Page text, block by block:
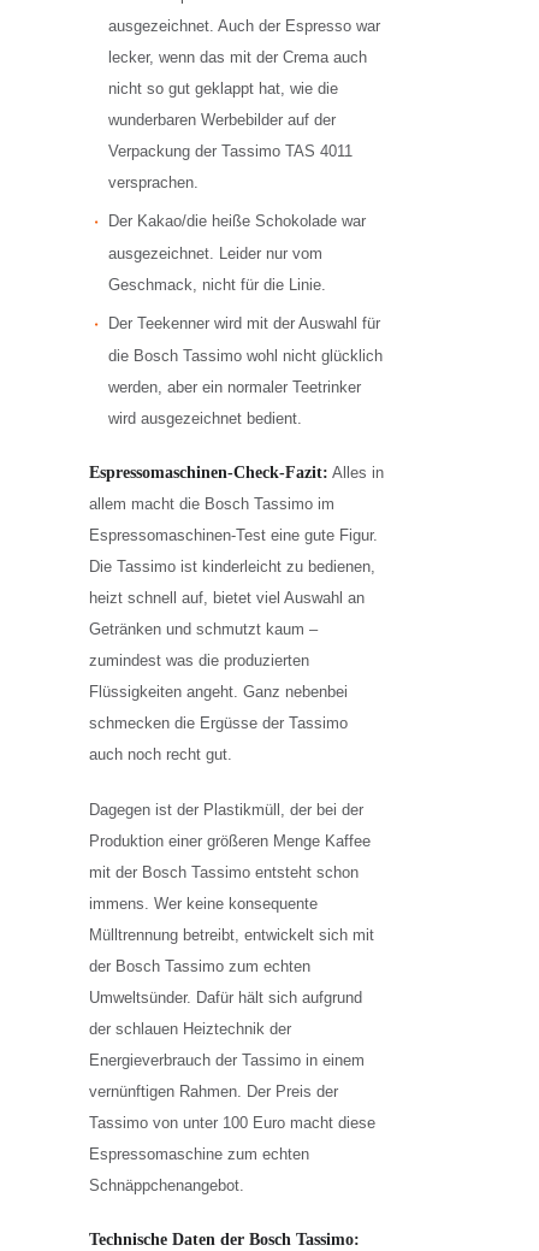
ausgezeichnet. Auch der Espresso war
lecker, wenn das mit der Crema auch
nicht so gut geklappt hat, wie die
wunderbaren Werbebilder auf der
Verpackung der Tassimo TAS 4011
versprachen.
Der Kakao/die heiße Schokolade war
ausgezeichnet. Leider nur vom
Geschmack, nicht für die Linie.
Der Teekenner wird mit der Auswahl für
die Bosch Tassimo wohl nicht glücklich
werden, aber ein normaler Teetrinker
wird ausgezeichnet bedient.
Espressomaschinen-Check-Fazit: Alles in
allem macht die Bosch Tassimo im
Espressomaschinen-Test eine gute Figur.
Die Tassimo ist kinderleicht zu bedienen,
heizt schnell auf, bietet viel Auswahl an
Getränken und schmutzt kaum –
zumindest was die produzierten
Flüssigkeiten angeht. Ganz nebenbei
schmecken die Ergüsse der Tassimo
auch noch recht gut.
Dagegen ist der Plastikmüll, der bei der
Produktion einer größeren Menge Kaffee
mit der Bosch Tassimo entsteht schon
immens. Wer keine konsequente
Mülltrennung betreibt, entwickelt sich mit
der Bosch Tassimo zum echten
Umweltsünder. Dafür hält sich aufgrund
der schlauen Heiztechnik der
Energieverbrauch der Tassimo in einem
vernünftigen Rahmen. Der Preis der
Tassimo von unter 100 Euro macht diese
Espressomaschine zum echten
Schnäppchenangebot.
Technische Daten der Bosch Tassimo: